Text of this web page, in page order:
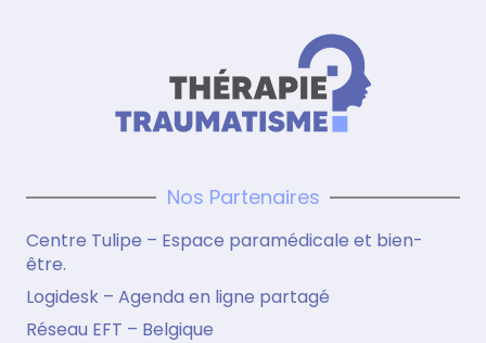
Nos Partenaires
Centre Tulipe – Espace paramédicale et bien-
être.
Logidesk – Agenda en ligne partagé
Réseau EFT – Belgique